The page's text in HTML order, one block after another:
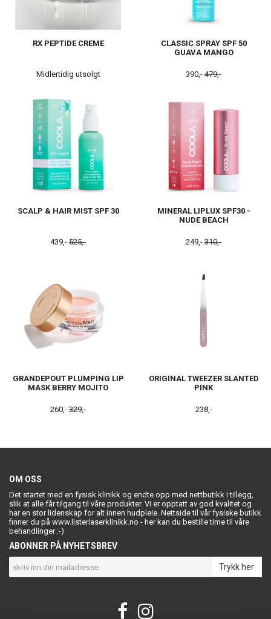
RX PEPTIDE CREME
Midlertidig utsolgt
CLASSIC SPRAY SPF 50
GUAVA MANGO
390,- 479,-
SCALP & HAIR MIST SPF 30
439,- 525,-
MINERAL LIPLUX SPF30 -
NUDE BEACH
249,- 310,-
GRANDEPOUT PLUMPING LIP
MASK BERRY MOJITO
260,- 329,-
ORIGINAL TWEEZER SLANTED
PINK
238,-
OM OSS
Det startet med en fysisk klinikk og endte opp med nettbutikk i tillegg,
slik at alle får tilgang til våre produkter. Vi er opptatt av god kvalitet og
har en stor lidenskap for alt innen hudpleie. Nettside til vår fysiske butikk
finner du på www.listerlaserklinikk.no - her kan du bestille time til våre
behandlinger :-)
ABONNER PÅ NYHETSBREV
Trykk her